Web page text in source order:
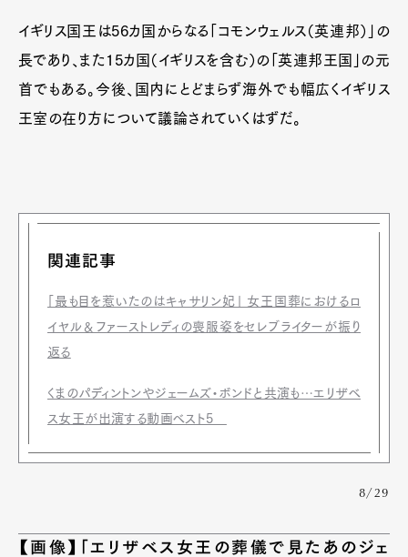
Contact
Pen Meet
イギリス国王は56カ国からなる「コモンウェルス（英連邦）」の
長であり、また15カ国（イギリスを含む）の「英連邦王国」の元
首でもある。今後、国内にとどまらず海外でも幅広くイギリス
王室の在り方について議論されていくはずだ。
関連記事
「最も目を惹いたのはキャサリン妃」 女王国葬におけるロ
イヤル＆ファーストレディの喪服姿をセレブライターが振り
返る
くまのパディントンやジェームズ・ボンドと共演も…エリザベ
ス女王が出演する動画ベスト5
8/29
【画像】「エリザベス女王の葬儀で見たあのジェ